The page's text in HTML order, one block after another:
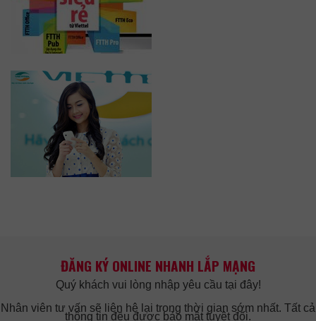
ĐĂNG KÝ ONLINE NHANH LẮP MẠNG
Quý khách vui lòng nhập yêu cầu tại đây!
Nhân viên tư vấn sẽ liên hệ lại trong thời gian sớm nhất. Tất cả
thông tin đều được bảo mật tuyệt đối.